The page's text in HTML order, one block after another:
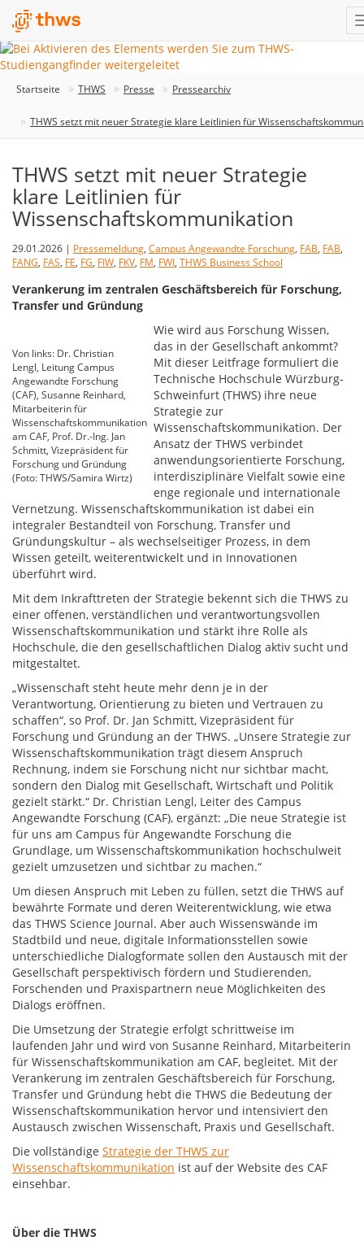
Startseite THWS Presse Pressearchiv
THWS setzt mit neuer Strategie klare Leitlinien für
THWS setzt mit neuer Strategie
klare Leitlinien für
Wissenschaftskommunikation
29.01.2026 | Pressemeldung, Campus Angewandte Forschung, FAB, FAB,
FANG, FAS, FE, FG, FIW, FKV, FM, FWI, THWS Business School
Verankerung im zentralen Geschäftsbereich für Forschung,
Transfer und Gründung
Von links: Dr. Christian
Lengl, Leitung Campus
Angewandte Forschung
(CAF), Susanne Reinhard,
Mitarbeiterin für
Wissenschaftskommunikation
am CAF, Prof. Dr.-Ing. Jan
Schmitt, Vizepräsident für
Forschung und Gründung
(Foto: THWS/Samira Wirtz)
Wie wird aus Forschung Wissen,
das in der Gesellschaft ankommt?
Mit dieser Leitfrage formuliert die
Technische Hochschule Würzburg-
Schweinfurt (THWS) ihre neue
Strategie zur
Wissenschaftskommunikation. Der
Ansatz der THWS verbindet
anwendungsorientierte Forschung,
interdisziplinäre Vielfalt sowie eine
enge regionale und internationale
Vernetzung. Wissenschaftskommunikation ist dabei ein
integraler Bestandteil von Forschung, Transfer und
Gründungskultur – als wechselseitiger Prozess, in dem
Wissen geteilt, weiterentwickelt und in Innovationen
überführt wird.
Mit dem Inkrafttreten der Strategie bekennt sich die THWS zu
einer offenen, verständlichen und verantwortungsvollen
Wissenschaftskommunikation und stärkt ihre Rolle als
Hochschule, die den gesellschaftlichen Dialog aktiv sucht und
mitgestaltet.
„Wissenschaft steht heute mehr denn je in der
Verantwortung, Orientierung zu bieten und Vertrauen zu
schaffen“, so Prof. Dr. Jan Schmitt, Vizepräsident für
Forschung und Gründung an der THWS. „Unsere Strategie zur
Wissenschaftskommunikation trägt diesem Anspruch
Rechnung, indem sie Forschung nicht nur sichtbar macht,
sondern den Dialog mit Gesellschaft, Wirtschaft und Politik
gezielt stärkt.“ Dr. Christian Lengl, Leiter des Campus
Angewandte Forschung (CAF), ergänzt: „Die neue Strategie ist
für uns am Campus für Angewandte Forschung die
Grundlage, um Wissenschaftskommunikation hochschulweit
gezielt umzusetzen und sichtbar zu machen.“
Um diesen Anspruch mit Leben zu füllen, setzt die THWS auf
bewährte Formate und deren Weiterentwicklung, wie etwa
das THWS Science Journal. Aber auch Wissenswände im
Stadtbild und neue, digitale Informationsstellen sowie
unterschiedliche Dialogformate sollen den Austausch mit der
Gesellschaft perspektivisch fördern und Studierenden,
Forschenden und Praxispartnern neue Möglichkeiten des
Dialogs eröffnen.
Die Umsetzung der Strategie erfolgt schrittweise im
laufenden Jahr und wird von Susanne Reinhard, Mitarbeiterin
für Wissenschaftskommunikation am CAF, begleitet. Mit der
Verankerung im zentralen Geschäftsbereich für Forschung,
Transfer und Gründung hebt die THWS die Bedeutung der
Wissenschaftskommunikation hervor und intensiviert den
Austausch zwischen Wissenschaft, Praxis und Gesellschaft.
Die vollständige Strategie der THWS zur
Wissenschaftskommunikation ist auf der Website des CAF
einsehbar.
Über die THWS